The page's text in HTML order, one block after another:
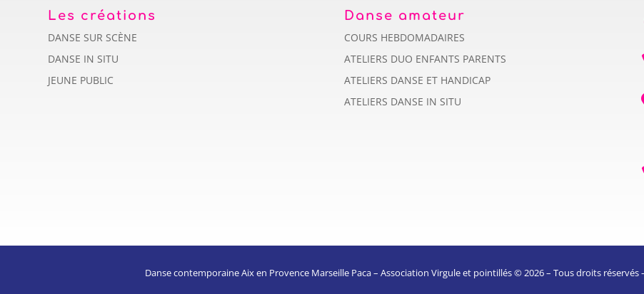
Les créations
DANSE SUR SCÈNE
DANSE IN SITU
JEUNE PUBLIC
Danse amateur
COURS HEBDOMADAIRES
ATELIERS DUO ENFANTS PARENTS
ATELIERS DANSE ET HANDICAP
ATELIERS DANSE IN SITU
Danse contemporaine Aix en Provence Marseille Paca – Association Virgule et pointillés © 2026 – Tous droits réservés